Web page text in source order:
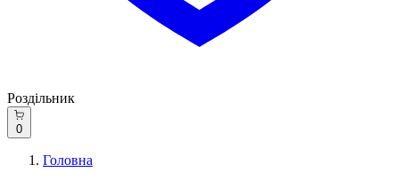
Роздільник
0
Головна